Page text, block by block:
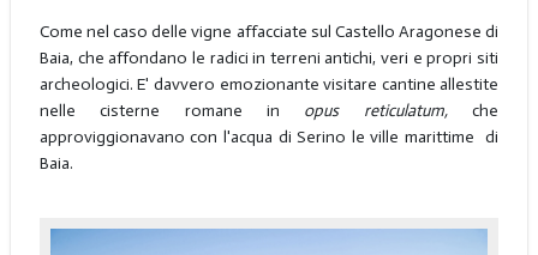
Come nel caso delle vigne affacciate sul Castello Aragonese di
Baia, che affondano le radici in terreni antichi, veri e propri siti
archeologici. E' davvero emozionante visitare cantine allestite
nelle cisterne romane in opus reticulatum,che
approviggionavano con l'acqua di Serino le ville marittime di
Baia.